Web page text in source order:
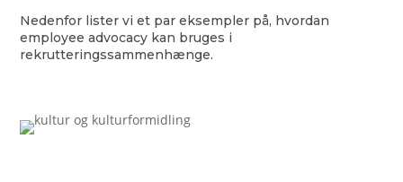
Nedenfor lister vi et par eksempler på, hvordan
employee advocacy kan bruges i
rekrutteringssammenhænge.